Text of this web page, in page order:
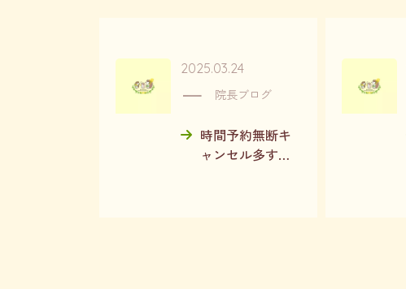
2025.03.24
院長ブログ
時間予約無断キ
ャンセル多すぎ